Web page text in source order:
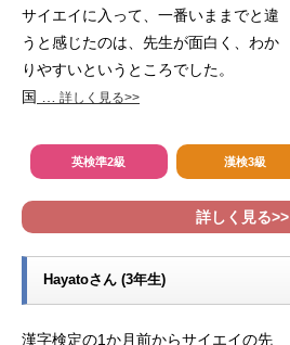
サイエイに入って、一番いままでと違
うと感じたのは、先生が面白く、わか
りやすいというところでした。
国
詳しく見る>>
英検準2級 漢検3級
詳しく見る>>
Hayatoさん (3年生)
漢字検定の1か月前からサイエイの先